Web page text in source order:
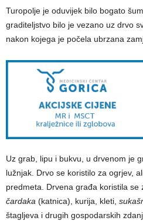
Turopolje je oduvijek bilo bogato
graditeljstvo bilo je vezano uz drvo
nakon kojega je počela ubrzana
Uz grab, lipu i bukvu, u drvenom je
lužnjak. Drvo se koristilo za ogrjev,
predmeta. Drvena građa koristila se
čardaka (katnica), kurija, kleti,
štagljeva i drugih gospodarskih